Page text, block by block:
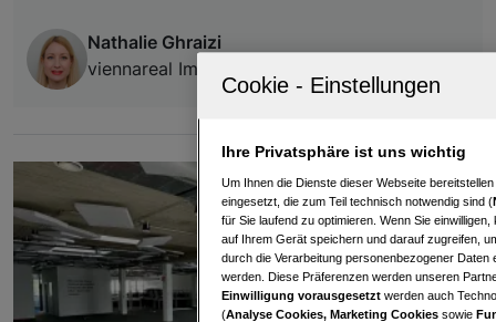
Nathalie Ghraizi
viennareal Immobilienmanagement GmbH
Ihre Privatsphäre ist uns wichtig
Um Ihnen die Dienste dieser Webseite
eingesetzt, die zum Teil technisch notwendig sind (
für Sie laufend zu optimieren. Wenn Sie
auf Ihrem Gerät speichern und darauf zugreifen,
durch die Verarbeitung personenbezogener
werden. Diese Präferenzen werden unseren
Einwilligung vorausgesetzt werden auch
(Analyse Cookies, Marketing Cookies sowie